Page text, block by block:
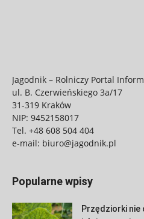
Jagodnik – Rolniczy Portal
ul. B. Czerwieńskiego 3a/17
31-319 Kraków
NIP: 9452158017
Tel. +48 608 504 404
e-mail: biuro@jagodnik.pl
Popularne wpisy
Przędziorki